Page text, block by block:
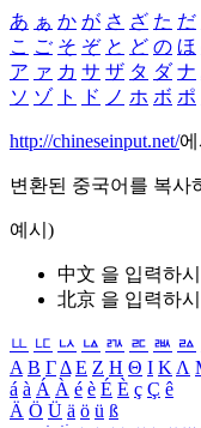
あ ぁ か が さ ざ た だ
こ ご そ ぞ と ど の ほ
ア ァ カ サ ザ タ ダ ナ
ソ ゾ ト ド ノ ホ ボ ポ
http://chineseinput.net/
변환된 중국어를 복사
예시)
中文 을 입력하
北京 을 입력하
ㅥ ㅦ ㅧ ㅨ ㅩ ㅪ ㅫ ㅬ
Α Β ΓΔ Ε Ζ Η Θ Ι ΚΛ
á à Á À é è É È ç Ç ê
Ä Ö Ü ä ö ü ß